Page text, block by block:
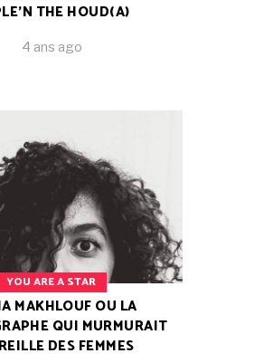
THE HOUD(A)
4 ans ago
YOU ARE A STAR
MAKHLOUF OU LA
QUI MURMURAIT
DES FEMMES